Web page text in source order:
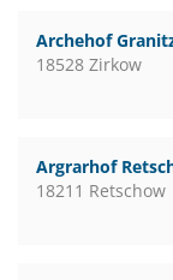
Archehof
18528 Zirkow
Argrarhof
18211 Retschow